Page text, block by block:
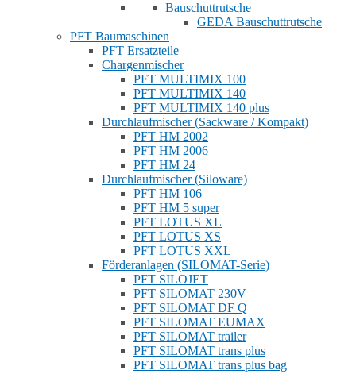
Bauschuttrutsche
GEDA Bauschuttrutsche
PFT Baumaschinen
PFT Ersatzteile
Chargenmischer
PFT MULTIMIX 100
PFT MULTIMIX 140
PFT MULTIMIX 140 plus
Durchlaufmischer (Sackware / Kompakt)
PFT HM 2002
PFT HM 2006
PFT HM 24
Durchlaufmischer (Siloware)
PFT HM 106
PFT HM 5 super
PFT LOTUS XL
PFT LOTUS XS
PFT LOTUS XXL
Förderanlagen (SILOMAT-Serie)
PFT SILOJET
PFT SILOMAT 230V
PFT SILOMAT DF Q
PFT SILOMAT EUMAX
PFT SILOMAT trailer
PFT SILOMAT trans plus
PFT SILOMAT trans plus bag